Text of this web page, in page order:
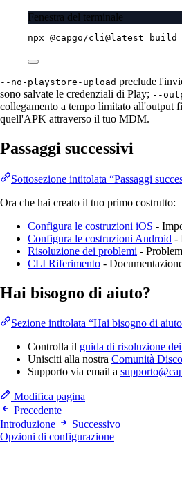
Fenestra del terminale
npx @capgo/cli@latest build
--no-playstore-upload preclude
sono salvate le credenziali di Play; --
collegamento a tempo limitato all'output
quell'APK attraverso il tuo MDM.
Passaggi successivi
Sottosezione intitolata “Passaggi
Ora che hai creato il tuo primo costrutto:
Configura le costruzioni iOS -
Configura le costruzioni Android -
Risoluzione dei problemi -
CLI Riferimento -
Hai bisogno di aiuto?
Sezione intitolata “Hai bisogno di
Controlla il guida di risoluzione
Unisciti alla nostra Comunità
Supporto via email a
Modifica pagina
Precedente
Introduzione
Successivo
Opzioni di configurazione